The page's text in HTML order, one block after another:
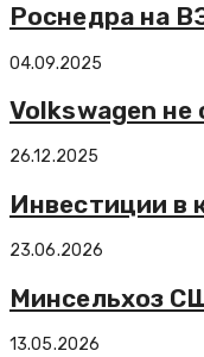
Роснедра на
04.09.2025
Volkswagen не
26.12.2025
Инвестиции в
23.06.2026
Минсельхоз
13.05.2026